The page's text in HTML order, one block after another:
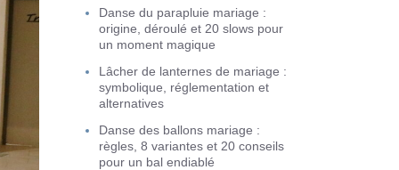
Danse du parapluie mariage :
origine, déroulé et 20 slows pour
un moment magique
Lâcher de lanternes de mariage :
symbolique, réglementation et
alternatives
Danse des ballons mariage :
règles, 8 variantes et 20 conseils
pour un bal endiablé